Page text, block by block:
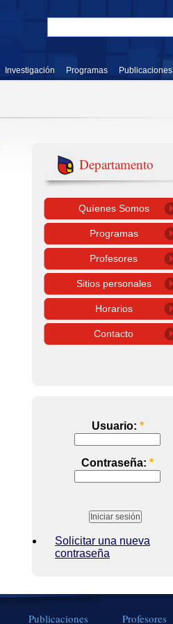
Investigación Programas Publicaciones
Departamento
Quíenes Somos
Programas
Profesores
Sitios personales
Horarios
Contacto
Usuario: *
Contraseña: *
Solicitar una nueva
contraseña
Publicaciones Profesores